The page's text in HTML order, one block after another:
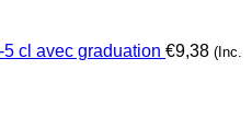
5 cl avec graduation €9,38 (Inc.